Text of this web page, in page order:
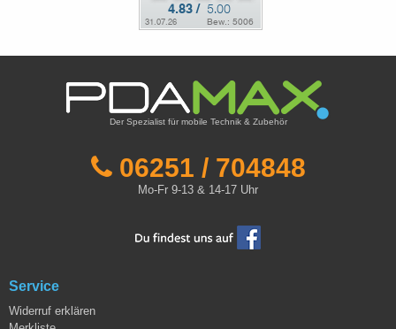
Der Spezialist für mobile Technik & Zubehör
06251 / 704848
Mo-Fr 9-13 & 14-17 Uhr
Service
Widerruf erklären